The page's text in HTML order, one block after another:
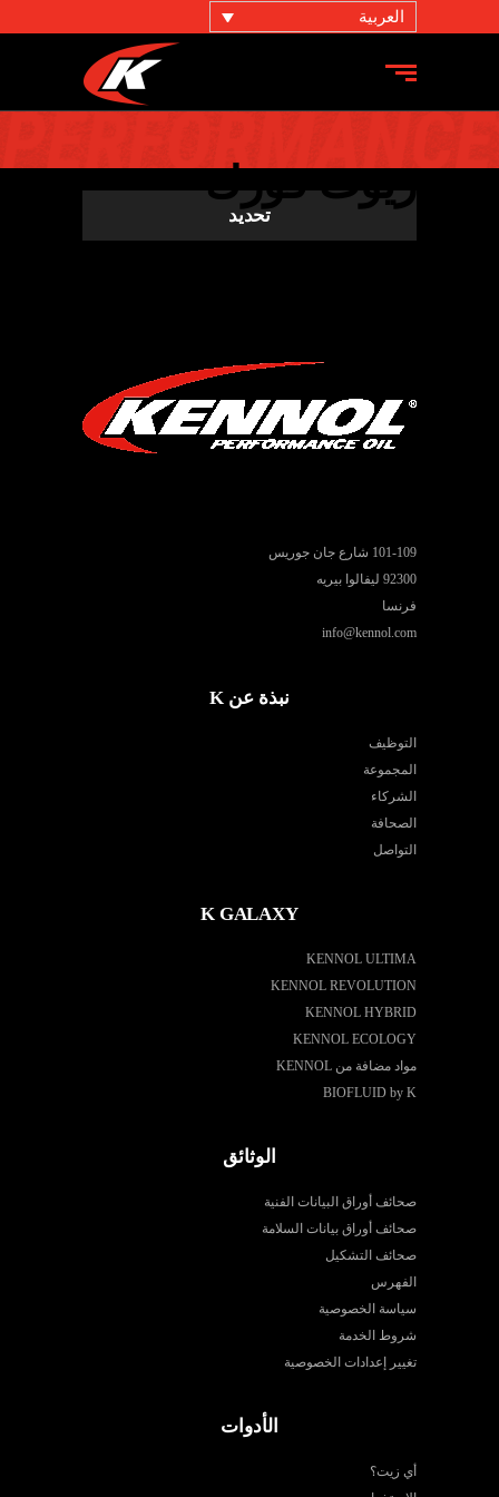
العربية
زيوت فورك
تحديد
101-109 شارع جان جوريس
92300 ليفالوا بيريه
فرنسا
info@kennol.com
نبذة عن K
التوظيف
المجموعة
الشركاء
الصحافة
التواصل
K GALAXY
KENNOL ULTIMA
KENNOL REVOLUTION
KENNOL HYBRID
KENNOL ECOLOGY
مواد مضافة من KENNOL
BIOFLUID by K
الوثائق
صحائف أوراق البيانات الفنية
صحائف أوراق بيانات السلامة
صحائف التشكيل
الفهرس
سياسة الخصوصية
شروط الخدمة
تغيير إعدادات الخصوصية
الأدوات
أي زيت؟